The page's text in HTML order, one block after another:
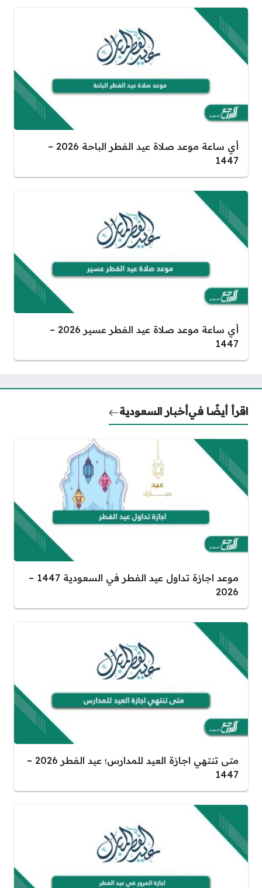
أي ساعة موعد صلاة عيد الفطر الباحة 2026 –
1447
أي ساعة موعد صلاة عيد الفطر عسير 2026 –
1447
اقرأ أيضًا فيأخبار السعودية
موعد اجازة تداول عيد الفطر في السعودية 1447 –
2026
متى تنتهي اجازة العيد للمدارس؛ عيد الفطر 2026 –
1447